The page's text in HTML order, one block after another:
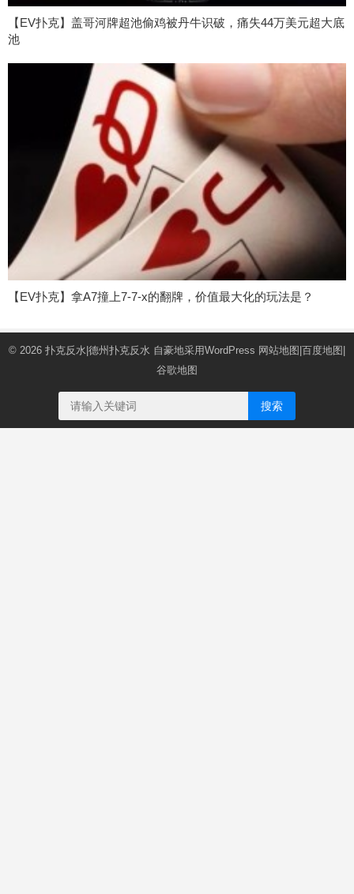
【EV扑克】盖哥河牌超池偷鸡被丹牛识破，痛失44万美元超大底
池
【EV扑克】拿A7撞上7-7-x的翻牌，价值最大化的玩法是？
© 2026 扑克反水|德州扑克反水 自豪地采用WordPress 网站地图 百度地图
谷歌地图
搜索